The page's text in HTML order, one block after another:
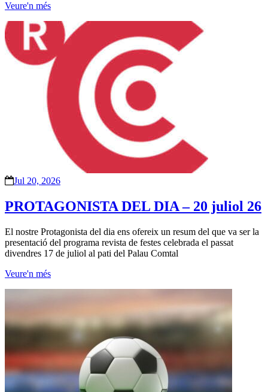
Veure'n més
Jul 20, 2026
PROTAGONISTA DEL DIA – 20 juliol 26
El nostre Protagonista del dia ens ofereix un resum del que va ser la
presentació del programa revista de festes celebrada el passat
divendres 17 de juliol al pati del Palau Comtal
Veure'n més